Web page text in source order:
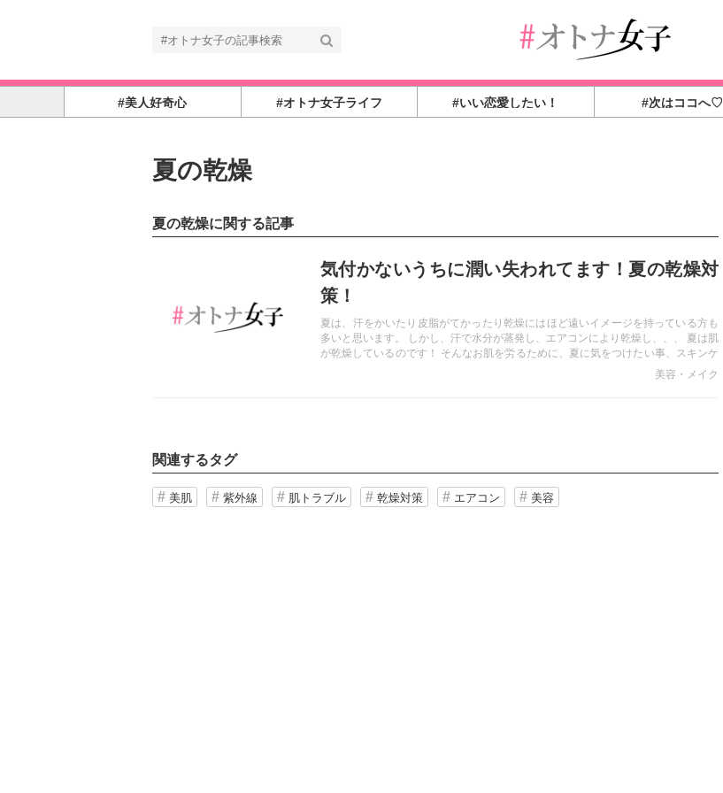
#美人好奇心 #オトナ女子ライフ #いい恋愛したい！ #次はココへ♡
夏の乾燥
夏の乾燥に関する記事
気付かないうちに潤い失われてます！夏の乾燥対
策！
夏は、汗をかいたり皮脂がてかったり乾燥にはほど遠いイメージを持っている方も
多いと思います。 しかし、汗で水分が蒸発し、エアコンにより乾燥し、、、 夏は肌
が乾燥しているのです！ そんなお肌を労るために、夏に気をつけたい事、スキンケ
美容・メイク
関連するタグ
美肌 紫外線 肌トラブル 乾燥対策 エアコン 美容